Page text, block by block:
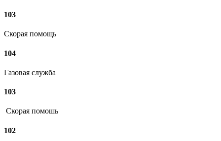
103
Скорая помощь
104
Газовая служба
103
Скорая помошь
102